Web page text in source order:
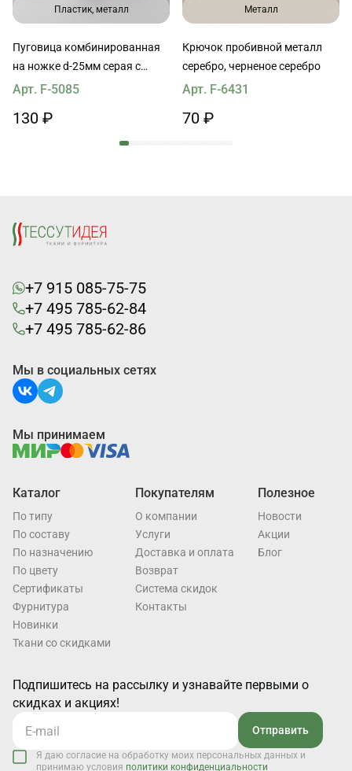
Пластик, металл
Пуговица комбинированная
на ножке d-25мм серая с
серебрянной вставкой
Арт. F-5085
130 ₽
Металл
Крючок пробивной металл
серебро, черненое серебро
Арт. F-6431
70 ₽
+7 915 085-75-75
+7 495 785-62-84
+7 495 785-62-86
Каталог
По типу
По составу
По назначению
По цвету
Cертификаты
Фурнитура
Новинки
Ткани со скидками
Покупателям
О компании
Услуги
Доставка и оплата
Возврат
Система скидок
Контакты
Полезное
Новости
Акции
Блог
Подпишитесь на рассылку и узнавайте первыми о
скидках и акциях!
Отправить
Я даю согласие на обработку моих персональных данных и
принимаю условия политики конфиденциальности
Мы в социальных сетях
Мы принимаем